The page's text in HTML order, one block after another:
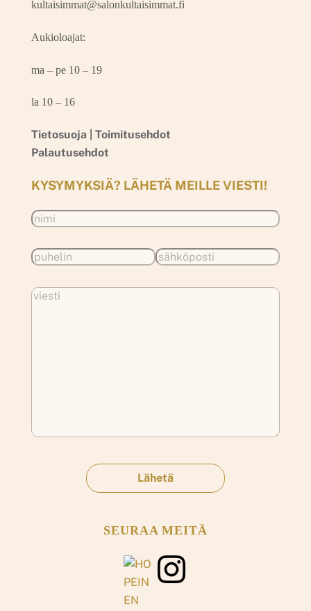
kultaisimmat@salonkultaisimmat.fi
Aukioloajat:
ma – pe 10 – 19
la 10 – 16
Tietosuoja | Toimitusehdot
Palautusehdot
KYSYMYKSIÄ? LÄHETÄ MEILLE VIESTI!
SEURAA MEITÄ